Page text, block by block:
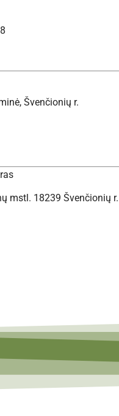
Švenčionių r.
mstl. 18239 Švenčionių r.